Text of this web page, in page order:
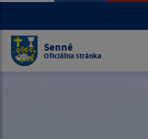
Senné
Oficiálna stránka